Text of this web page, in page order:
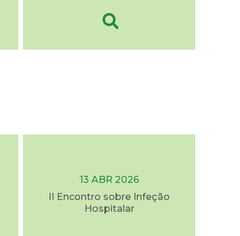
13 ABR 2026
II Encontro sobre Infeção
Hospitalar